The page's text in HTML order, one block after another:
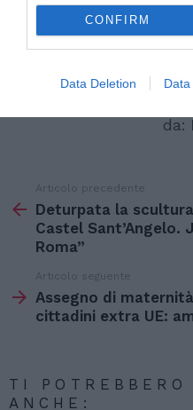
CONFIRM
Data Deletion Data
Invii la richiesta di
postale e tenga
da:
di
Articolo precedente
Deturpata la
Castel Sant’Angelo.
Roma”
Articolo seguente
Assegno di
cittadini extra UE:
TI
ANCHE: